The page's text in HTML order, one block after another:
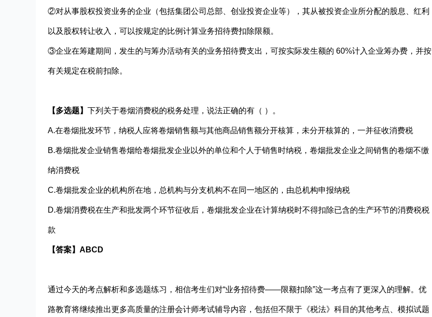
②对从事股权投资业务的企业（包括集团公司总部、创业投资企业等），其从被投资企业所分配的股息、 红利
以及股权转让收入，可以按规定的比例计算业务招待费扣除限额。
③企业在筹建期间，发生的与筹办活动有关的业务招待费支出，可按实际发生额的 60%计入企业筹办费， 并按
有关规定在税前扣除。
【多选题】 下列关于卷烟消费税的税务处理，说法正确的有（ ）。
A.在卷烟批发环节，纳税人应将卷烟销售额与其他商品销售额分开核算，未分开核算的，一并征收消费税
B.卷烟批发企业销售卷烟给卷烟批发企业以外的单位和个人于销售时纳税，卷烟批发企业之间销售的卷烟不缴
纳消费税
C.卷烟批发企业的机构所在地，总机构与分支机构不在同一地区的，由总机构申报纳税
D.卷烟消费税在生产和批发两个环节征收后，卷烟批发企业在计算纳税时不得扣除已含的生产环节的消费税税
款
【答案】 ABCD
通过今天的考点解析和多选题练习，相信考生们对“业务招待费——限额扣除”这一考点有了更深入的理解。优
路教育将继续推出更多高质量的注册会计师考试辅导内容，包括但不限于《税法》科目的其他考点、模拟试题